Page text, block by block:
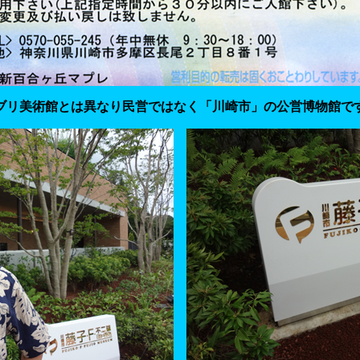
リ美術館とは異なり民営ではなく「川崎市」の公営博物館で